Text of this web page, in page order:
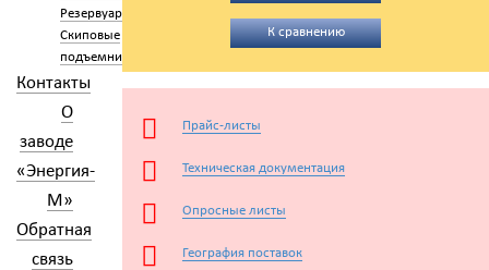
Резервуары
Скиповые
подъемники
Контакты
О
заводе
«Энергия-
М»
Обратная
связь
К сравнению
Прайс-листы
Техническая документация
Опросные листы
География поставок